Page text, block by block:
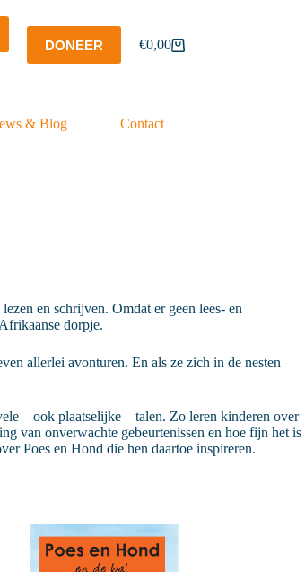
DONEER Winkelwagen
€0,00
& Blog Contact
en schrijven. Omdat er geen lees- en
dorpje.
allerlei avonturen. En als ze zich in de nesten
– ook plaatselijke – talen. Zo leren kinderen over
van onverwachte gebeurtenissen en hoe fijn het is
Poes en Hond die hen daartoe inspireren.